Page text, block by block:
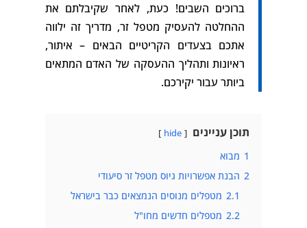
ברוכים השבים! כעת, לאחר שקיבלתם את
ההחלטה להעסיק מטפל זר, מדריך זה ילווה
אתכם בצעדים הקריטיים הבאים – איתור,
ראיונות ותהליך ההעסקה של האדם המתאים
ביותר עבור יקירכם.
תוכן עניינים hide
1 מבוא
2 הבנת אפשרויות גיוס מטפל זר סיעודי
2.1 מטפלים מנוסים הנמצאים כבר בישראל
2.2 מטפלים חדשים מחו"ל